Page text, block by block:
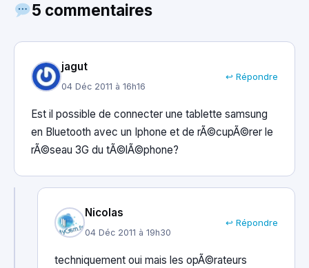
5 commentaires
jagut
04 Déc 2011 à 16h16
↩ Répondre
Est il possible de connecter une tablette samsung
en Bluetooth avec un Iphone et de rÃ©cupÃ©rer le
rÃ©seau 3G du tÃ©lÃ©phone?
Nicolas
04 Déc 2011 à 19h30
↩ Répondre
techniquement oui mais les opÃ©rateurs